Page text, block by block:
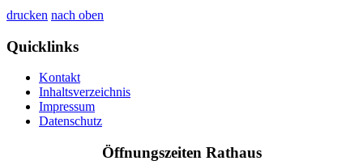
drucken nach oben
Quicklinks
Kontakt
Inhaltsverzeichnis
Impressum
Datenschutz
Öffnungszeiten Rathaus